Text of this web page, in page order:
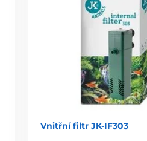
Vnitřní filtr JK-IF303